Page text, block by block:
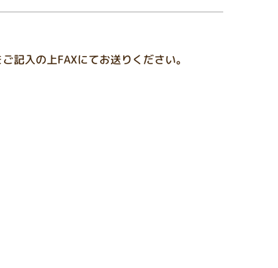
記入の上FAXにてお送りください。